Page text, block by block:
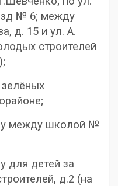
№ 6; между
д. 15 и ул. А.
строителей
между школой №
для детей за
д.2 (на